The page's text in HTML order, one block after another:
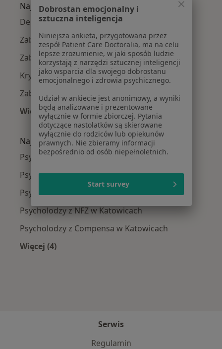
Najczęście leczone choroby
Depresja w Katowicach
Zaburzenia lękowe w Katowicach
Zaburzenia nastroju w Katowicach
Kryzys emocjonalny w Katowicach
Zaburzenia emocjonalne w Katowicach
Więcej (15)
Więcej w kategorii: Najczęście leczone
Najpopularniejsze ubezpieczenia
Psycholodzy z Allianz w Katowicach
Psycholodzy z POLMED w Katowicach
Psycholodzy z Signal Iduna w Katowicach
Psycholodzy z NFZ w Katowicach
Psycholodzy z Compensa w Katowicach
Więcej (4)
Serwis
Regulamin
Dobrostan emocjonalny i
sztuczna inteligencja
Niniejsza ankieta, przygotowana przez
zespół Patient Care Doctoralia, ma na celu
lepsze zrozumienie, w jaki sposób ludzie
korzystają z narzędzi sztucznej inteligencji
jako wsparcia dla swojego dobrostanu
emocjonalnego i zdrowia psychicznego.
Udział w ankiecie jest anonimowy, a wyniki
będą analizowane i prezentowane
wyłącznie w formie zbiorczej. Pytania
dotyczące nastolatków są skierowane
wyłącznie do rodziców lub opiekunów
prawnych. Nie zbieramy informacji
bezpośrednio od osób niepełnoletnich.
Start survey